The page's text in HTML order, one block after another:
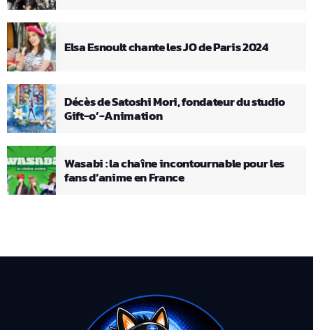
Elsa Esnoult chante les JO de Paris 2024
Décès de Satoshi Mori, fondateur du studio
Gift-o’-Animation
Wasabi : la chaîne incontournable pour les
fans d’anime en France